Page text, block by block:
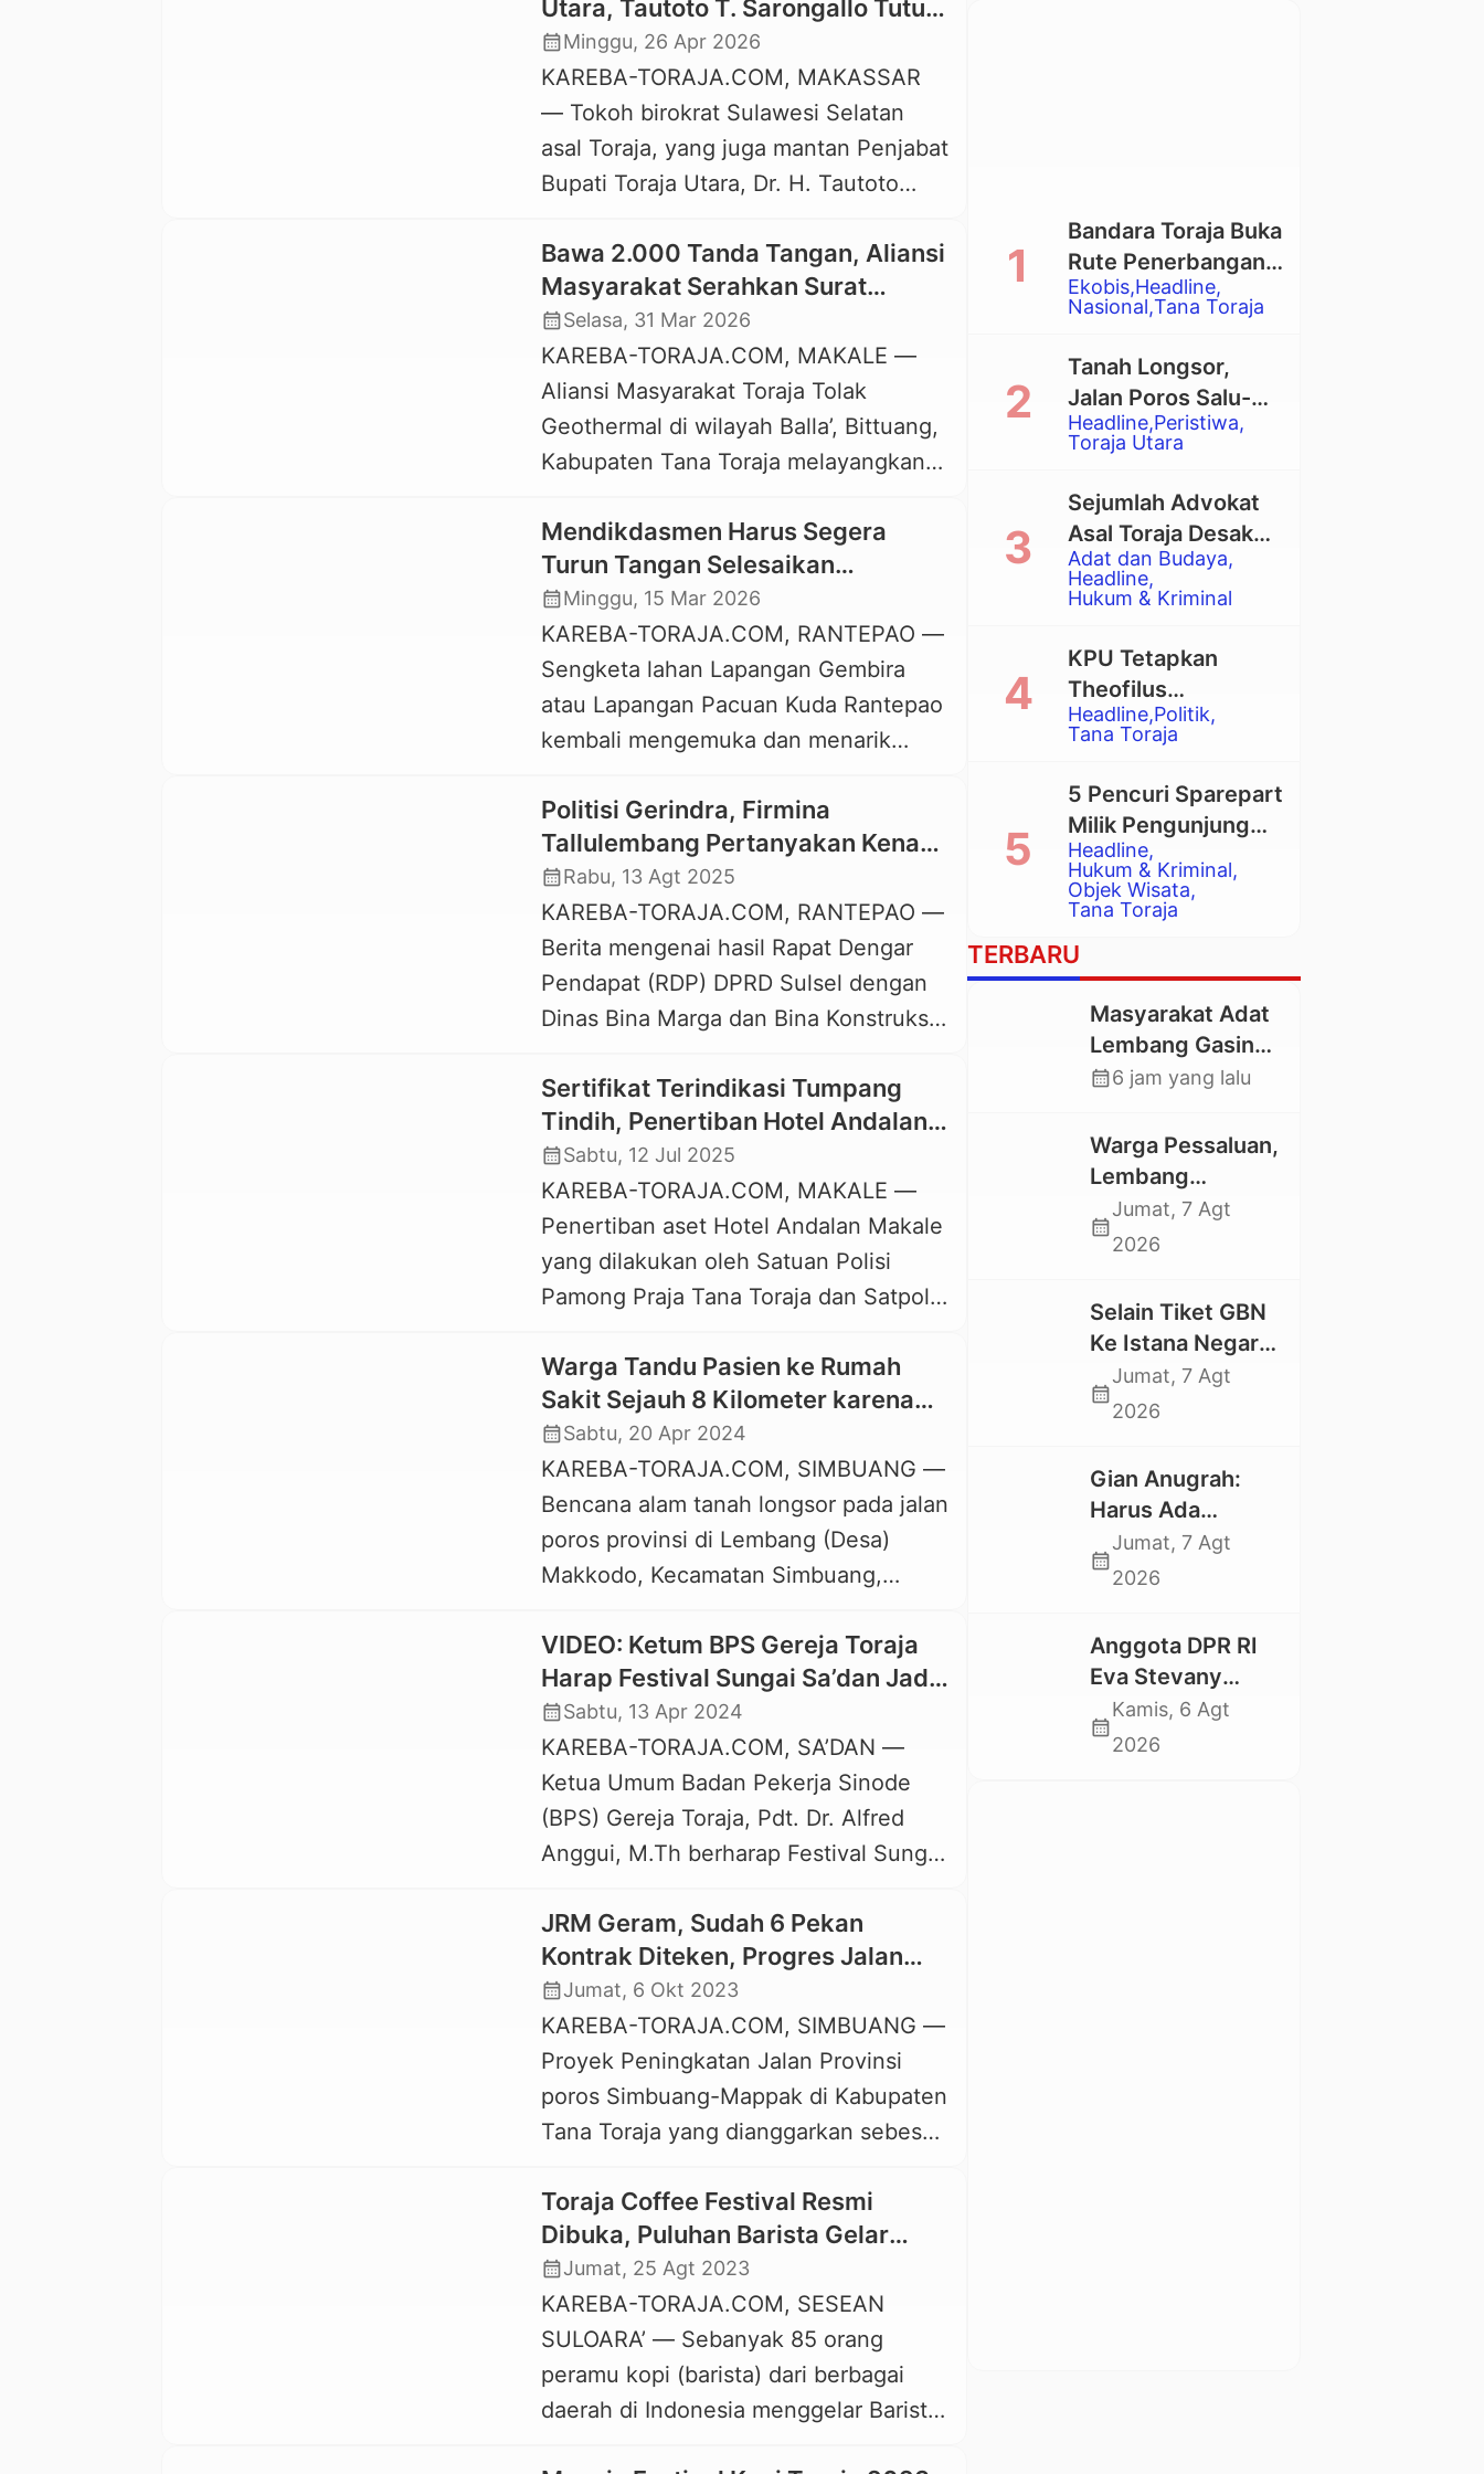
Utara, Tautoto T. Sarongallo Tutup
Usia, Dimakamkan di Darussalam
Valley
calendar_monthMinggu, 26 Apr 2026
KAREBA-TORAJA.COM, MAKASSAR
— Tokoh birokrat Sulawesi Selatan
asal Toraja, yang juga mantan Penjabat
Bupati Toraja Utara, Dr. H. Tautoto
Pamong senior Sulsel itu, meninggal
dunia pada usia 61 tahun di RS
Labuang Baji Makassar, Sabtu, 25 April
2026 malam. Ungkapan duka cita dari
tokoh maupun masyarakat Toraja
terlihat di linimasa media […]
Bawa 2.000 Tanda Tangan, Aliansi
Masyarakat Serahkan Surat
Penolakan Geotermal Bittuang ke
Pemprov Sulsel
calendar_monthSelasa, 31 Mar 2026
KAREBA-TORAJA.COM, MAKALE —
Aliansi Masyarakat Toraja Tolak
Geothermal di wilayah Balla’, Bittuang,
Kabupaten Tana Toraja melayangkan
pemerintah Kabupaten Tana Toraja
dan pemerintah Provinsi Sulawesi
Selatan, Senin, 30 Maret 2026.
Langkah ini merupakan lanjutan dari
berbagai aksi penolakan industri
geotermal di wilayah Bittuang yang
telah dilakukan sebelumnya, melalui
pertemuan […]
Mendikdasmen Harus Segera
Turun Tangan Selesaikan
Sengketa Lahan SMAN 2 Toraja
Utara
calendar_monthMinggu, 15 Mar 2026
KAREBA-TORAJA.COM, RANTEPAO —
Sengketa lahan Lapangan Gembira
atau Lapangan Pacuan Kuda Rantepao
kembali mengemuka dan menarik
pemerintah Kabupaten Toraja Utara
(Bupati Toraja Utara) mendapat
teguran resmi (aanmaning) dari
Pengadilan Negeri Makale untuk
segera melaksanakan putusan
pengadilan yang sudah berkekuatan
hukum tetap pada lahan Lapangan
teguran pengadilan tersebut, Bupati
[…]
Politisi Gerindra, Firmina
Tallulembang Pertanyakan Kenapa
Toraja Utara dan Luwu Raya Tak
Masuk Program Preservasi Jalan
Multiyeas Sulsel 2025
calendar_monthRabu, 13 Agt 2025
KAREBA-TORAJA.COM, RANTEPAO —
Berita mengenai hasil Rapat Dengar
Pendapat (RDP) DPRD Sulsel dengan
Dinas Bina Marga dan Bina Konstruksi
program 5 paket fisik preservasi jalan
tahun 2025 dengan skema multiyears
di Gedung DPRD Sulsel pada Senin, 11
Agustus 2025, menuai sorotan warga,
khususnya di wilayah Luwu Raya dan
Toraja Utara. Pasalnya, […]
Sertifikat Terindikasi Tumpang
Tindih, Penertiban Hotel Andalan
Makale Gagal Terlaksana
calendar_monthSabtu, 12 Jul 2025
KAREBA-TORAJA.COM, MAKALE —
Penertiban aset Hotel Andalan Makale
yang dilakukan oleh Satuan Polisi
Pamong Praja Tana Toraja dan Satpol
gagal terlaksana. Penyebabnya, pihak
ahli waris Elisabet Berta Bu’tu bertahan
dan menghalangi penertiban karena
memegang sertifikat hak milik pada
lokasi yang hendak ditertibkan. Hotel
Andalan yang sebelumnya bernama
Hotel […]
Warga Tandu Pasien ke Rumah
Sakit Sejauh 8 Kilometer karena
Jalan Tertutup Longsor
calendar_monthSabtu, 20 Apr 2024
KAREBA-TORAJA.COM, SIMBUANG —
Bencana alam tanah longsor pada jalan
poros provinsi di Lembang (Desa)
Makkodo, Kecamatan Simbuang,
membuat akses warga terhalang.
Bahkan warga terpaksa menandu
seorang pasien berusia 69 tahun dan
berjalan kaki melewati lokasi longsor
sejauh kurang lebih 8 kilometer untuk
mencapai tempat dimana ada mobil
ambulance. Warga menandu […]
VIDEO: Ketum BPS Gereja Toraja
Harap Festival Sungai Sa’dan Jadi
Agenda Tahunan Pemprov Sulsel
calendar_monthSabtu, 13 Apr 2024
KAREBA-TORAJA.COM, SA’DAN —
Ketua Umum Badan Pekerja Sinode
(BPS) Gereja Toraja, Pdt. Dr. Alfred
Anggui, M.Th berharap Festival Sungai
tahunan pemerintah Provinsi Sulawesi
Selatan. Harapan ini disampaikan Pdt.
Alfred Anggui di sela-sela kegiatan
Festival Sungai Sa’dan (FSS) I yang
berlangsung di To’barana’, Kecamatan
Sa’dan, Kabupaten Toraja Utara,
Jumat, 12 April […]
JRM Geram, Sudah 6 Pekan
Kontrak Diteken, Progres Jalan
Simbuang-Mappak Masih Nol
calendar_monthJumat, 6 Okt 2023
KAREBA-TORAJA.COM, SIMBUANG —
Proyek Peningkatan Jalan Provinsi
poros Simbuang-Mappak di Kabupaten
Tana Toraja yang dianggarkan sebesar
Sulsel tahun anggaran 2023
mendapatkan atensi dari anggota
DPRD Provinsi Sulsel, John Rende
Mangontan. Proyek ini dianggarkan
untuk pekerjaan jalan sepanjang 4,1
km dari Lembang Mappa’ Kecamatan
Bonggakaradeng hingga batas
Toraja Coffee Festival Resmi
Dibuka, Puluhan Barista Gelar
Camp di Sesean Suloara’
calendar_monthJumat, 25 Agt 2023
KAREBA-TORAJA.COM, SESEAN
SULOARA’ — Sebanyak 85 orang
peramu kopi (barista) dari berbagai
daerah di Indonesia menggelar Barista
Ekobis Headline
Nasional Tana Toraja
Bandara Toraja Buka
Rute Penerbangan
Langsung Toraja-
Balikpapan
Headline Peristiwa
Toraja Utara
Tanah Longsor,
Jalan Poros Salu-
Dende’ Tertutup
Total
Adat dan Budaya
Headline
Hukum & Kriminal
Sejumlah Advokat
Asal Toraja Desak
Mahkamah Agung
Larang Penggunaan
Eksekusi Rumah
Adat Tongkonan
Headline Politik
Tana Toraja
KPU Tetapkan
Theofilus
Allorerung dan
Zadrak Tombe
sebagai Bupati dan
Wakil Bupati Tana
Toraja Terpilih
Headline
Hukum & Kriminal
Objek Wisata
Tana Toraja
5 Pencuri Sparepart
Milik Pengunjung
Objek Wisata
Pango-Pango
Ditangkap Polisi
TERBARU
Masyarakat Adat
Lembang Gasing
Mengkendek Usir
yang Rusak
Kawasan Hutan
calendar_month6 jam yang lalu
Warga Pessaluan,
Lembang
Gandangbatu
Swadaya Cor
calendar_month
Jumat, 7 Agt
2026
Selain Tiket GBN
Ke Istana Negara,
Mahasiswa UKI
Toraja Oktavia
Pekan Seni
Mahasiswa
calendar_month
Jumat, 7 Agt
2026
Gian Anugrah:
Harus Ada
Kepastian Hukum
Hilangnya Stoner,
tidak Larut dalam
Trauma dan
Kesedihan
Berkepanjangan
calendar_month
Jumat, 7 Agt
2026
Anggota DPR RI
Eva Stevany
Rataba Salurkan
Bantuan Bagi
calendar_month
Kamis, 6 Agt
2026